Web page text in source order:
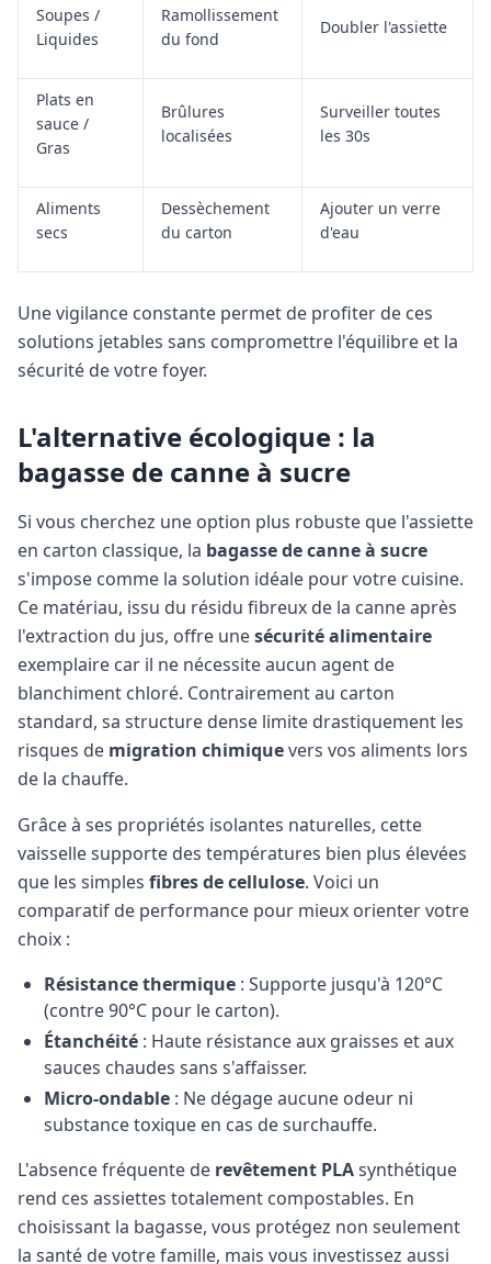
Soupes /
Liquides
Ramollissement
du fond
Doubler l'assiette
Plats en
sauce /
Gras
Brûlures
localisées
Surveiller toutes
les 30s
Aliments
secs
Dessèchement
du carton
Ajouter un verre
d'eau
Une vigilance constante permet de profiter de ces
solutions jetables sans compromettre l'équilibre et la
sécurité de votre foyer.
L'alternative écologique : la
bagasse de canne à sucre
Si vous cherchez une option plus robuste que l'assiette
en carton classique, la bagasse de canne à sucre
s'impose comme la solution idéale pour votre cuisine.
Ce matériau, issu du résidu fibreux de la canne après
l'extraction du jus, offre unesécurité alimentaire
exemplaire car il ne nécessite aucun agent de
blanchiment chloré. Contrairement au carton
standard, sa structure dense limite drastiquement les
risques de migration chimiquevers vos aliments lors
de la chauffe.
Grâce à ses propriétés isolantes naturelles, cette
vaisselle supporte des températures bien plus élevées
que les simples fibres de cellulose. Voici un
comparatif de performance pour mieux orienter votre
choix :
Résistance thermique : Supporte jusqu'à 120°C
(contre 90°C pour le carton).
Étanchéité : Haute résistance aux graisses et aux
sauces chaudes sans s'affaisser.
Micro-ondable : Ne dégage aucune odeur ni
substance toxique en cas de surchauffe.
L'absence fréquente de revêtement PLAsynthétique
rend ces assiettes totalement compostables. En
choisissant la bagasse, vous protégez non seulement
la santé de votre famille, mais vous investissez aussi